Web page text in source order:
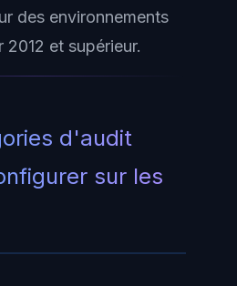
des environnements
et supérieur.
d'audit
sur les